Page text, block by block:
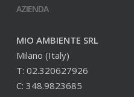
AZIENDA
MIO AMBIENTE SRL
Milano (Italy)
T: 02.320627926
C: 348.9823685